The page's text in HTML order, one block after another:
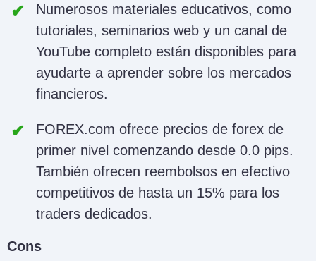
Numerosos materiales educativos, como
tutoriales, seminarios web y un canal de
YouTube completo están disponibles para
ayudarte a aprender sobre los mercados
financieros.
FOREX.com ofrece precios de forex de
primer nivel comenzando desde 0.0 pips.
También ofrecen reembolsos en efectivo
competitivos de hasta un 15% para los
traders dedicados.
Cons